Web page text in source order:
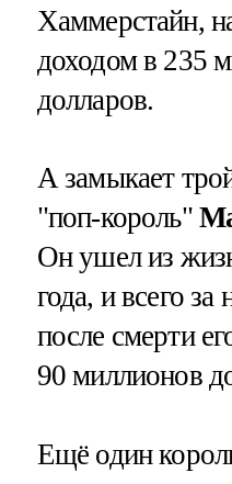
Хаммерстайн,
доходом в 235
долларов.
А замыкает
"поп-король"
Он ушел из
года, и всего за
после смерти
90 миллионов
Ещё один